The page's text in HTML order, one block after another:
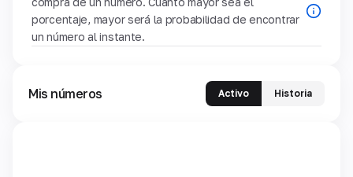
porcentaje, mayor será la probabilidad de encontrar
un número al instante.
Mis números Activo Historia